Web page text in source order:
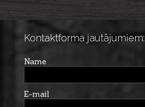
Kontaktforma jautājumiem:
Name
E-mail